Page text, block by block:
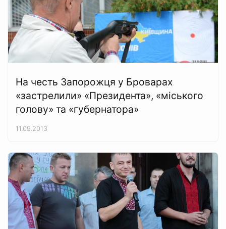
На честь Запорожця у Броварах
«застрелили» «Президента», «міського
голову» та «губернатора»
11.09.2013